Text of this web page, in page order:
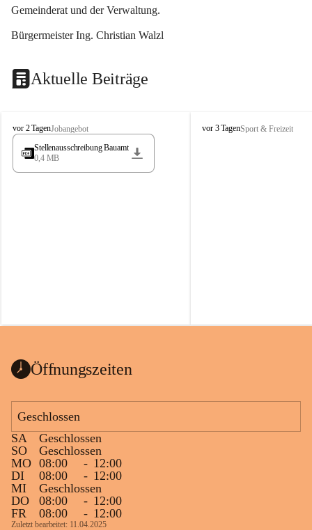
Gemeinderat und der Verwaltung.
Bürgermeister Ing. Christian Walzl
Aktuelle Beiträge
S
t
s
vor 2 TagenJobangebot
Stellenausschreibung Bauamt
0,4 MB
S
vor 3 TagenSport & Freizeit
Öffnungszeiten
Geschlossen
SA
Geschlossen
SO
Geschlossen
MO 08:00 - 12:00
DI
08:00 - 12:00
MI
Geschlossen
DO
08:00 - 12:00
FR
08:00 - 12:00
Zuletzt bearbeitet: 11.04.2025